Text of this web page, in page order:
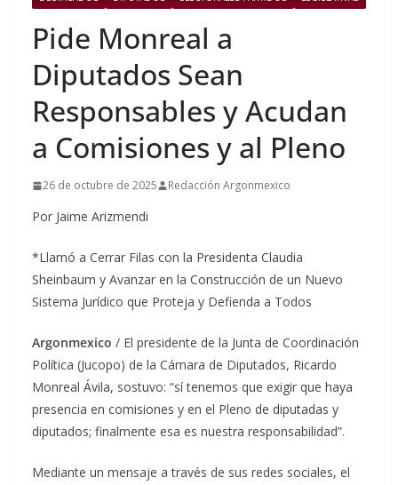
Pide Monreal a
Diputados Sean
Responsables y Acudan
a Comisiones y al Pleno
26 de octubre de 2025 Redacción Argonmexico
Por Jaime Arizmendi
*Llamó a Cerrar Filas con la Presidenta Claudia
Sheinbaum y Avanzar en la Construcción de un Nuevo
Sistema Jurídico que Proteja y Defienda a Todos
Argonmexico / El presidente de la Junta de Coordinación
Política (Jucopo) de la Cámara de Diputados, Ricardo
Monreal Ávila, sostuvo: “sí tenemos que exigir que haya
presencia en comisiones y en el Pleno de diputadas y
diputados; finalmente esa es nuestra responsabilidad”.
Mediante un mensaje a través de sus redes sociales, el